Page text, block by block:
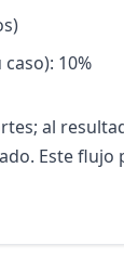
10%
al
Este flujo